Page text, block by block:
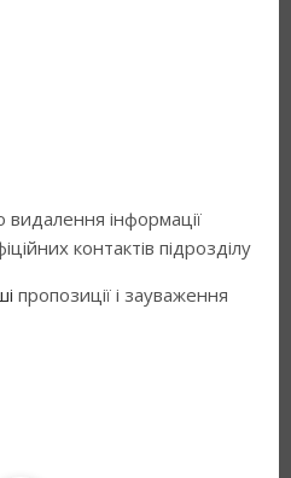
інформації
контактів підрозділу
пропозиції і зауваження